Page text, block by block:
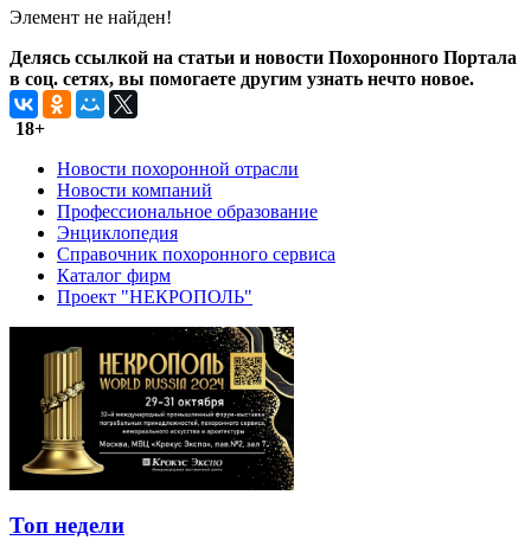
Элемент не найден!
Делясь ссылкой на статьи и новости Похоронного Портала
в соц. сетях, вы помогаете другим узнать нечто новое.
18+
Новости похоронной отрасли
Новости компаний
Профессиональное образование
Энциклопедия
Справочник похоронного сервиса
Каталог фирм
Проект "НЕКРОПОЛЬ"
Топ недели